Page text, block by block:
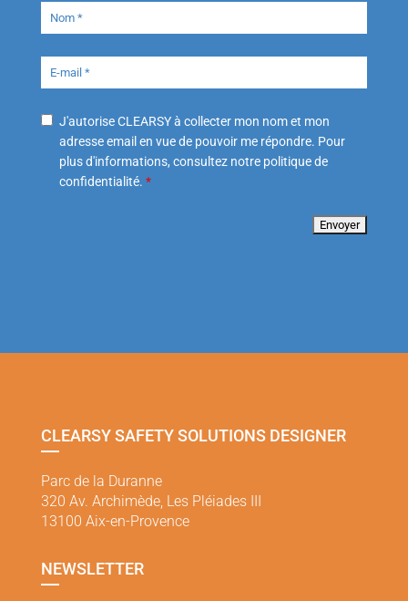
J'autorise CLEARSY à collecter mon nom et mon
adresse email en vue de pouvoir me répondre. Pour
plus d'informations, consultez notre politique de
confidentialité. *
CLEARSY SAFETY SOLUTIONS DESIGNER
Parc de la Duranne
320 Av. Archimède, Les Pléiades III
13100 Aix-en-Provence
NEWSLETTER